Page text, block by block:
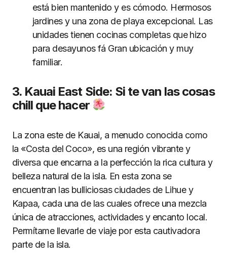
está bien mantenido y es cómodo. Hermosos
jardines y una zona de playa excepcional. Las
unidades tienen cocinas completas que hizo
para desayunos fá Gran ubicación y muy
familiar.
3. Kauai East Side: Si te van las cosas
chill que hacer
La zona este de Kauai, a menudo conocida como
la «Costa del Coco», es una región vibrante y
diversa que encarna a la perfección la rica cultura y
belleza natural de la isla. En esta zona se
encuentran las bulliciosas ciudades de Lihue y
Kapaa, cada una de las cuales ofrece una mezcla
única de atracciones, actividades y encanto local.
Permítame llevarle de viaje por esta cautivadora
parte de la isla.